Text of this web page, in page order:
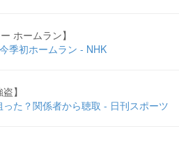
ホームラン】
季初ホームラン - NHK
】
た？関係者から聴取 - 日刊スポーツ